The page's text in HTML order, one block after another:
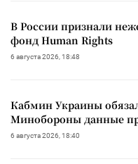
В России признали
фонд Human Rights
6 августа 2026, 18:48
Кабмин Украины
Минобороны данные
6 августа 2026, 18:40